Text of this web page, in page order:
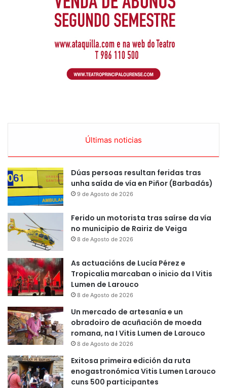
Últimas noticias
Dúas persoas resultan feridas tras
unha saída de vía en Piñor (Barbadás)
9 de Agosto de 2026
Ferido un motorista tras saírse da vía
no municipio de Rairiz de Veiga
8 de Agosto de 2026
As actuacións de Lucía Pérez e
Tropicalia marcaban o inicio da I Vitis
Lumen de Larouco
8 de Agosto de 2026
Un mercado de artesanía e un
obradoiro de acuñación de moeda
romana, na I Vitis Lumen de Larouco
8 de Agosto de 2026
Exitosa primeira edición da ruta
enogastronómica Vitis Lumen Larouco
cuns 500 participantes